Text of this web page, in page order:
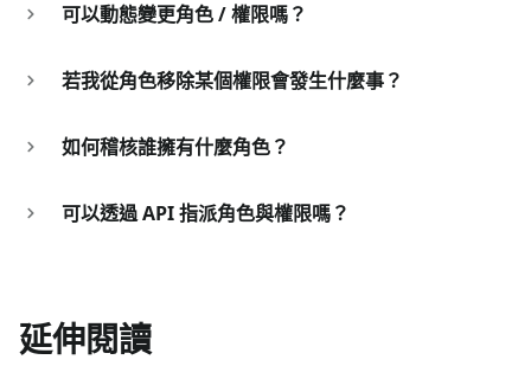
可以動態變更角色 / 權限嗎？
若我從角色移除某個權限會發生什麼事？
如何稽核誰擁有什麼角色？
可以透過 API 指派角色與權限嗎？
延伸閱讀